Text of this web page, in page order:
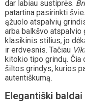
dar labiau sustiprės.
patartina pasirinkti
ąžuolo atspalvių
arba balkšvo atspalvio
klasikinis stilius, jo
ir erdvesnis. Tačiau
kitokio tipo grindų. Čia
šiltos grindys, kurios
autentiškumą.
Elegantiški baldai